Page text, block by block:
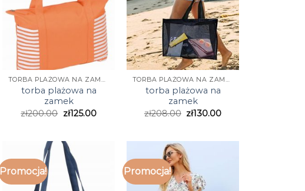
TORBA PLAŻOWA NA ZAMEK
torba plażowa na
zamek
zł200.00 zł125.00
TORBA PLAŻOWA NA ZAMEK
torba plażowa na
zamek
zł208.00 zł130.00
Promocja! Promocja!